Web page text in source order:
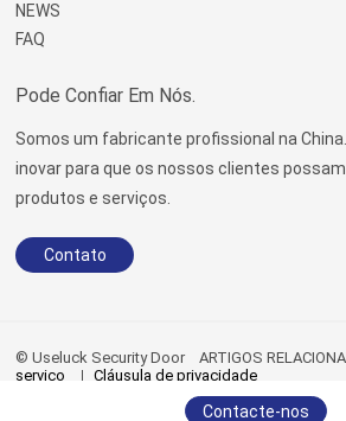
Contacte-nos
NEWS
FAQ
Pode Confiar Em Nós.
Somos um fabricante profissional na
inovar para que os nossos clientes
produtos e serviços.
Contato
© Useluck Security DoorARTIGOS
serviço
Cláusula de privacidade
sitemap.html